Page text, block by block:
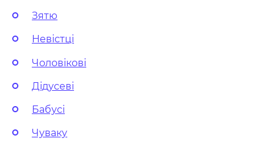
Зятю
Невістці
Чоловікові
Дідусеві
Бабусі
Чуваку